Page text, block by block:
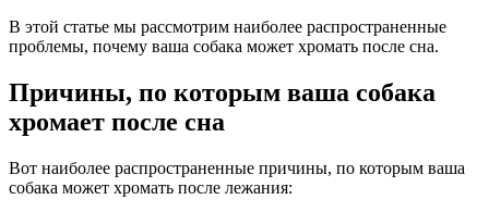
В этой статье мы рассмотрим наиболее распространенные
проблемы, почему ваша собака может хромать после сна.
Причины, по которым ваша собака
хромает после сна
Вот наиболее распространенные причины, по которым ваша
собака может хромать после лежания: